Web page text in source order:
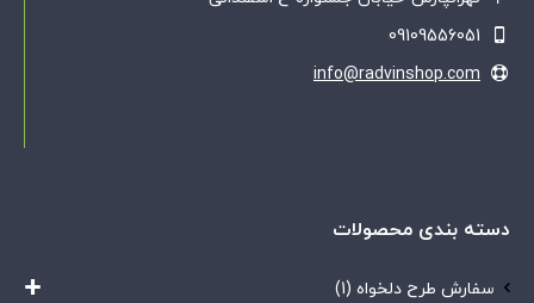
09109556051
info@radvinshop.com
دسته بندی محصولات
سفارش طرح دلخواه (1)